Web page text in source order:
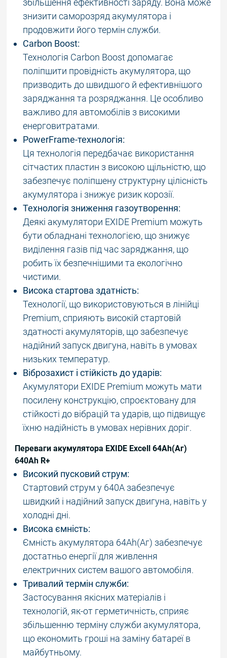
знизити саморозряд акумулятора і
продовжити його термін служби.
Carbon Boost:
Технологія Carbon Boost допомагає
поліпшити провідність акумулятора, що
призводить до швидшого й ефективнішого
заряджання та розряджання. Це особливо
важливо для автомобілів з високими
енерговитратами.
PowerFrame-технологія:
Ця технологія передбачає використання
сітчастих пластин з високою щільністю, що
забезпечує поліпшену структурну цілісність
акумулятора і знижує ризик корозії.
Технологія зниження газоутворення:
Деякі акумулятори EXIDE Premium можуть
бути обладнані технологією, що знижує
виділення газів під час заряджання, що
робить їх безпечнішими та екологічно
чистими.
Висока стартова здатність:
Технології, що використовуються в лінійці
Premium, сприяють високій стартовій
здатності акумуляторів, що забезпечує
надійний запуск двигуна, навіть в умовах
низьких температур.
Віброзахист і стійкість до ударів:
Aкумулятори EXIDE Premium можуть мати
посилену конструкцію, спроєктовану для
стійкості до вібрацій та ударів, що підвищує
їхню надійність в умовах нерівних доріг.
Переваги акумулятора EXIDE Excell 64Ah(Аг)
640Ah R+
Високий пусковий струм:
Стартовий струм у 640A забезпечує
швидкий і надійний запуск двигуна, навіть у
холодні дні.
Висока ємність:
Ємність акумулятора 64Ah(Аг) забезпечує
достатньо енергії для живлення
електричних систем вашого автомобіля.
Тривалий термін служби:
Застосування якісних матеріалів і
технологій, як-от герметичність, сприяє
збільшенню терміну служби акумулятора,
що економить гроші на заміну батареї в
майбутньому.